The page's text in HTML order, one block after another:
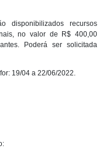
disponibilizados recursos
no valor de R$ 400,00
Poderá ser solicitada
19/04 a 22/06/2022.